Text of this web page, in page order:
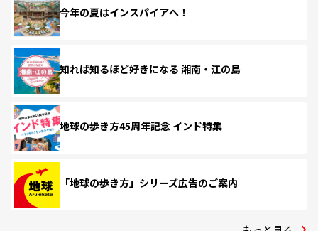
今年の夏はインスパイアへ！
知れば知るほど好きになる 湘南・江の島
地球の歩き方45周年記念 インド特集
「地球の歩き方」シリーズ広告のご案内